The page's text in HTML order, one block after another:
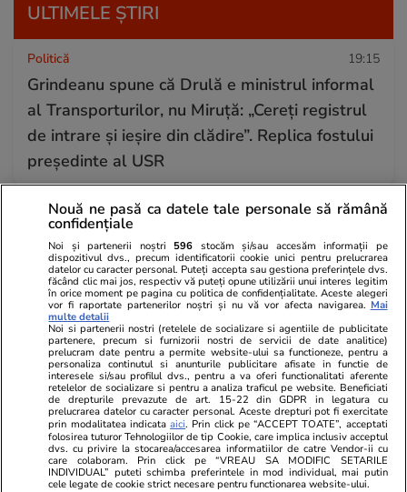
ULTIMELE ȘTIRI
Politică 19:15
Grindeanu spune că Drulă e ministrul informal
al Transporturilor, nu Miruță: „Cereți registrul
de intrare și ieșire din clădire”. Replica fostului
președinte al USR
Știri România 19:00
Cum ne schimbă psihanaliza și de ce suferința
face parte din vindecare. Psihoterapeuta Ioana
Scoruș: „Oamenii se raportează la viață într-un
mod idealizat, iar asta menține sentimentul
neîmplinirii”
Stiri Mondene 19:00
5 Știri by Libertatea- Monden: Când începe
„Insula Iubirii”/ Loredana era să aterizeze cu
elicopterul la o mănăstire
Nouă ne pasă ca datele tale personale să rămână
confidențiale
Noi și partenerii noștri 596 stocăm și/sau accesăm informații pe
dispozitivul dvs., precum identificatorii cookie unici pentru prelucrarea
datelor cu caracter personal. Puteți accepta sau gestiona preferințele dvs.
făcând clic mai jos, respectiv vă puteți opune utilizării unui interes legitim
în orice moment pe pagina cu politica de confidențialitate. Aceste alegeri
vor fi raportate partenerilor noștri și nu vă vor afecta navigarea. Mai
multe detalii
Noi si partenerii nostri (retelele de socializare si agentiile de publicitate
partenere, precum si furnizorii nostri de servicii de date analitice)
prelucram date pentru a permite website-ului sa functioneze, pentru a
personaliza continutul si anunturile publicitare afisate in functie de
interesele si/sau profilul dvs., pentru a va oferi functionalitati aferente
retelelor de socializare si pentru a analiza traficul pe website. Beneficiati
de drepturile prevazute de art. 15-22 din GDPR in legatura cu
prelucrarea datelor cu caracter personal. Aceste drepturi pot fi exercitate
prin modalitatea indicataaici. Prin click pe “ACCEPT TOATE”, acceptati
folosirea tuturor Tehnologiilor de tip Cookie, care implica inclusiv acceptul
dvs. cu privire la stocarea/accesarea informatiilor de catre Vendor-ii cu
care colaboram. Prin click pe “VREAU SA MODIFIC SETARILE
INDIVIDUAL” puteti schimba preferintele in mod individual, mai putin
cele legate de cookie strict necesare pentru functionarea website-ului.